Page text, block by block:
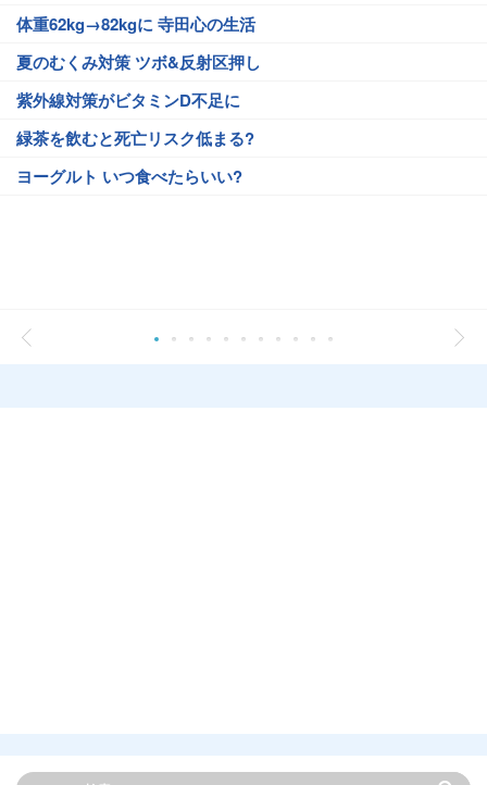
体重62kg→82kgに 寺田心の生活
夏のむくみ対策 ツボ&反射区押し
紫外線対策がビタミンD不足に
緑茶を飲むと死亡リスク低まる?
ヨーグルト いつ食べたらいい?